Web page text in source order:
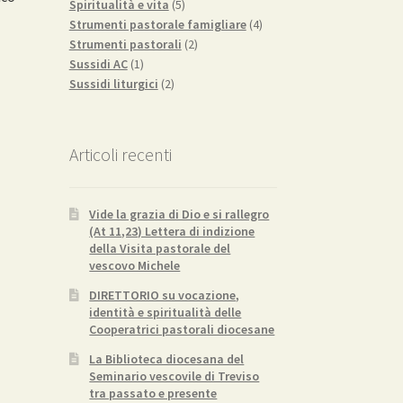
Spiritualità e vita 55
prodotti
Strumenti pastorale famigliare 44
Strumenti pastorali 22
Sussidi AC 11
prodotto
Sussidi liturgici 22
Articoli recenti
Vide la grazia di Dio e si rallegro
(At 11,23) Lettera di indizione
della Visita pastorale del
vescovo Michele
DIRETTORIO su vocazione,
identità e spiritualità delle
Cooperatrici pastorali diocesane
La Biblioteca diocesana del
Seminario vescovile di Treviso
tra passato e presente